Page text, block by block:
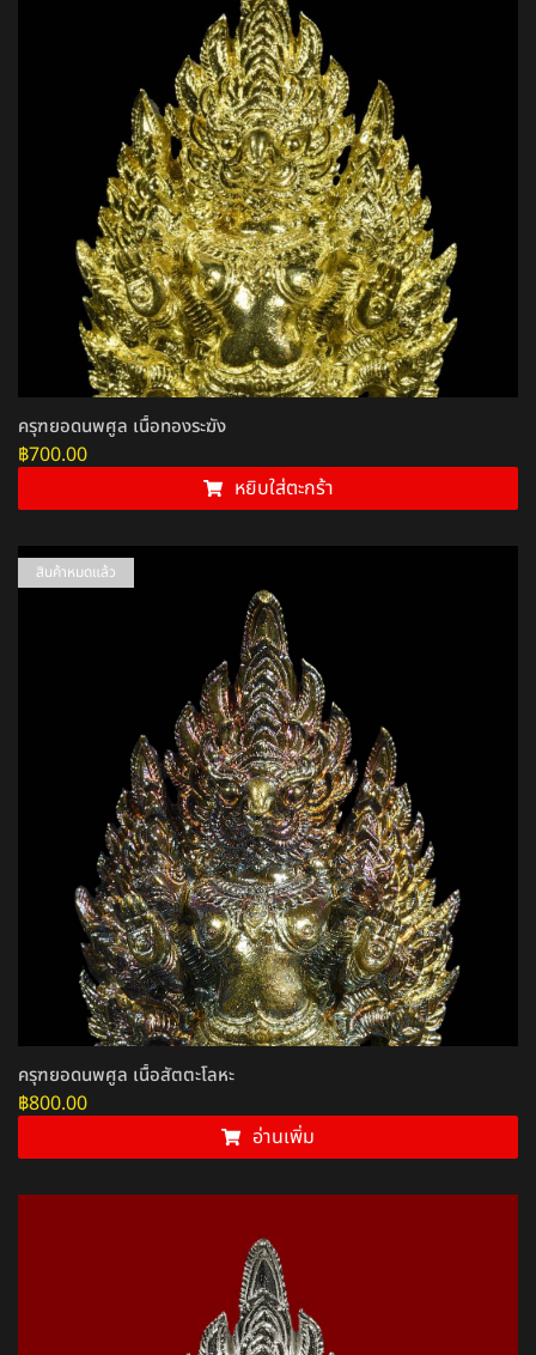
ครุฑยอดนพศูล เนื้อทองระฆัง
฿700.00
หยิบใส่ตะกร้า
สินค้าหมดแล้ว
ครุฑยอดนพศูล เนื้อสัตตะโลหะ
฿800.00
อ่านเพิ่ม